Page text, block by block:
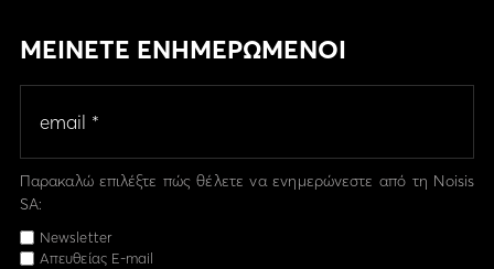
ΜΕΙΝΕΤΕ ΕΝΗΜΕΡΩΜΕΝΟΙ
Παρακαλώ επιλέξτε πώς θέλετε να ενημερώνεστε από τη Noisis
SA:
Newsletter
Απευθείας E-mail